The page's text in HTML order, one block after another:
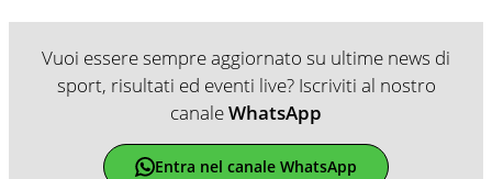
Vuoi essere sempre aggiornato su ultime news di
sport, risultati ed eventi live? Iscriviti al nostro
canaleWhatsApp
Entra nel canale WhatsApp